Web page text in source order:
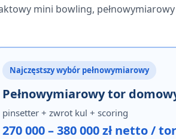
mini bowling,
Najczęstszy wybór pełnowymiarowy
Pełnowymiarowy tor
pinsetter + zwrot kul + scoring
270 000 – 380 000 zł netto / tor